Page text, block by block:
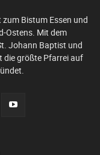
Bistum Essen und
Ostens. Mit dem
Johann Baptist und
die größte Pfarrei auf